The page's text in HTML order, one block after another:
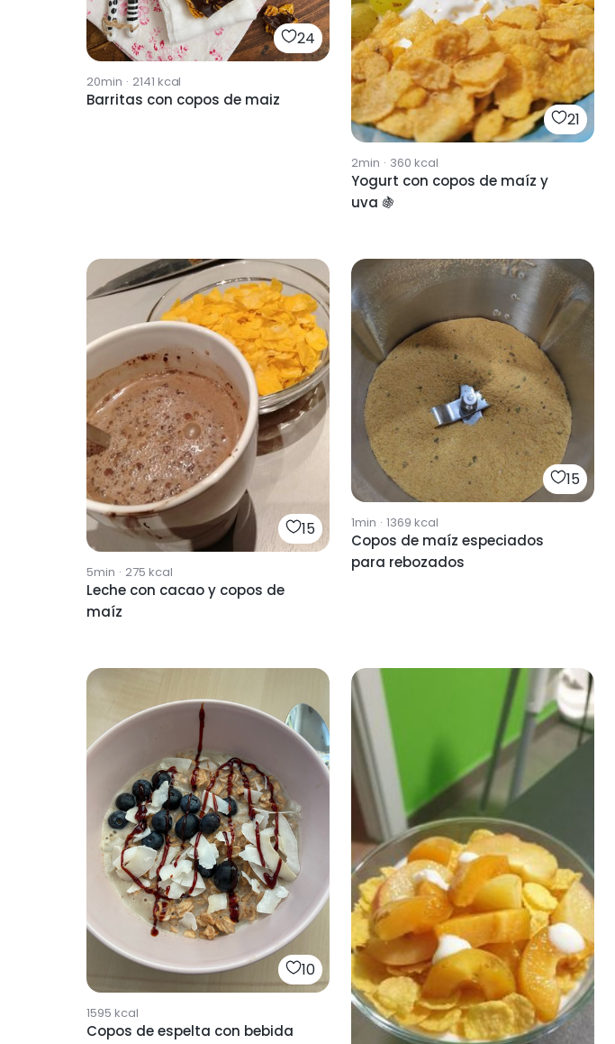
24
20min · 2141 kcal
Barritas con copos de maiz
21
2min · 360 kcal
Yogurt con copos de maíz y
uva 🍇
15
5min · 275 kcal
Leche con cacao y copos de
maíz
15
1min · 1369 kcal
Copos de maíz especiados
para rebozados
10
1595 kcal
Copos de espelta con bebida